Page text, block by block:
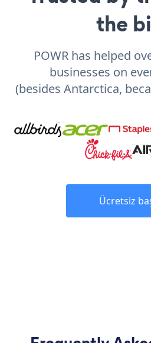
the
POWR has helped
businesses on
(besides Antarctica,
Ücretsiz